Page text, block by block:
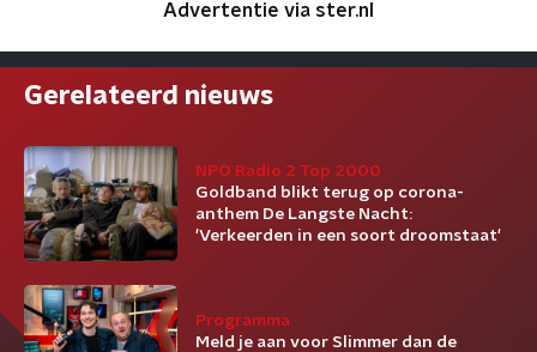
Advertentie via ster.nl
Gerelateerd nieuws
NPO Radio 2 Top 2000
Goldband blikt terug op corona-
anthem De Langste Nacht:
'Verkeerden in een soort droomstaat'
Programma
Meld je aan voor Slimmer dan de